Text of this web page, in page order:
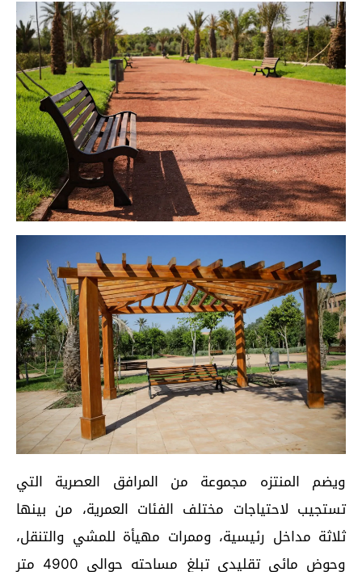
ويضم المنتزه مجموعة من المرافق العصرية التي
تستجيب لاحتياجات مختلف الفئات العمرية، من بينها
ثلاثة مداخل رئيسية، وممرات مهيأة للمشي والتنقل،
وحوض مائي تقليدي تبلغ مساحته حوالي 4900 متر